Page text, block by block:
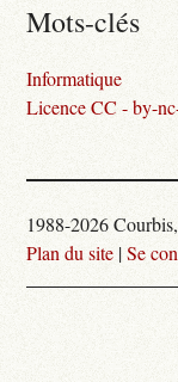
Mots-clés
Informatique
Licence CC - by-
1988-2026
Plan du site |Se